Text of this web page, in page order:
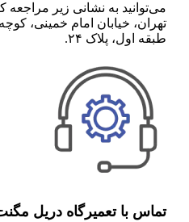
می‌توانید به نشانی زیر مراجعه
تهران، خیابان امام خمینی،
طبقه اول، پلاک ۲۴.
تماس با تعمیرگاه دریل